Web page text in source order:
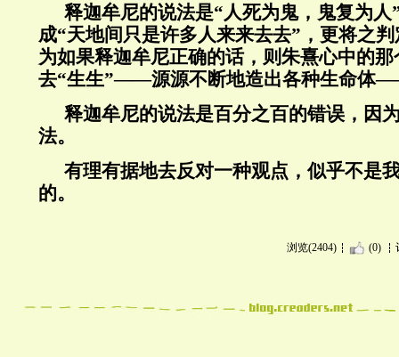
释迦牟尼的说法是“人死为鬼，鬼复为人
成“天地间只是许多人来来去去”，更将之
为如果释迦牟尼正确的话，则朱熹心中的
去“生生”——源源不断地造出各种生命体
释迦牟尼的说法是百分之百的错误，因
法。
有理有据地去反对一种观点，似乎不是
的。
浏览(2404) (0)